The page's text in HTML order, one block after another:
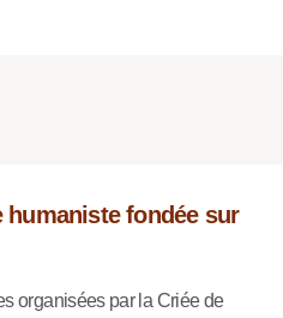
fondée sur
organisées par la Criée de